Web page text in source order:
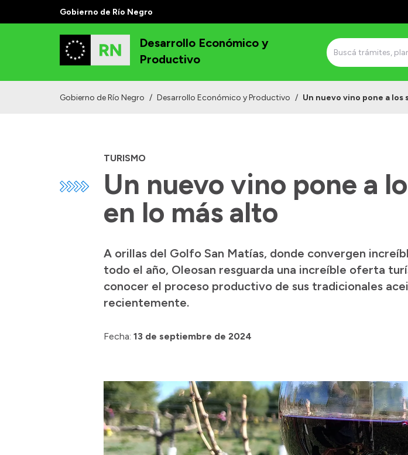
Gobierno de Río Negro
Desarrollo Económico y
Productivo
Gobierno de Río Negro / Desarrollo Económico y Productivo / Un nuevo vino pone a
TURISMO
Un nuevo vino pone a
en lo más alto
A orillas del Golfo San Matías, donde convergen
todo el año, Oleosan resguarda una increíble oferta
conocer el proceso productivo de sus tradicionales
recientemente.
Fecha: 13 de septiembre de 2024